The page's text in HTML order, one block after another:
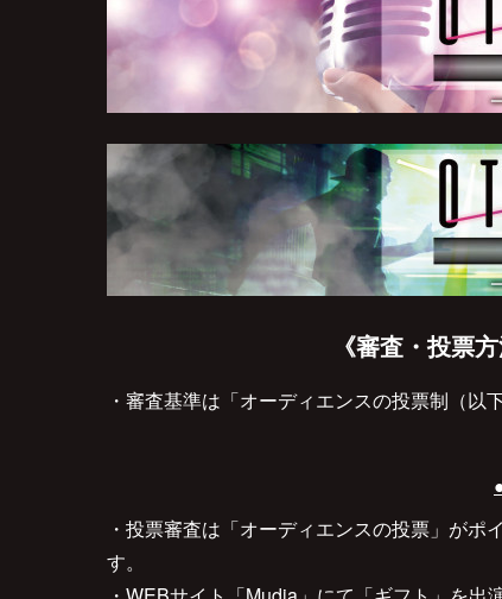
《審査・投票
・審査基準は「オーディエンスの投票制（以
・投票審査は「オーディエンスの投票」が
す。